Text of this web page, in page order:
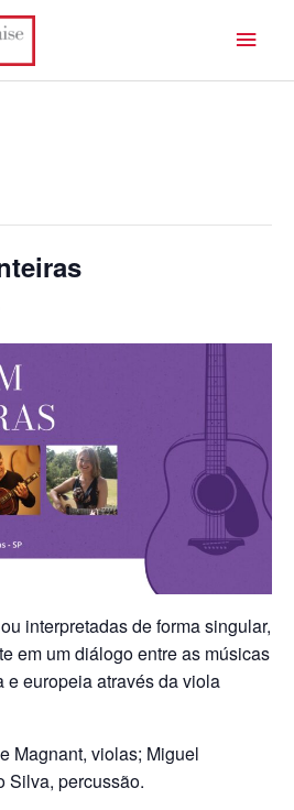
interpretadas de forma singular,
em um diálogo entre as músicas
e europeia através da viola
Magnant, violas; Miguel
Silva, percussão.